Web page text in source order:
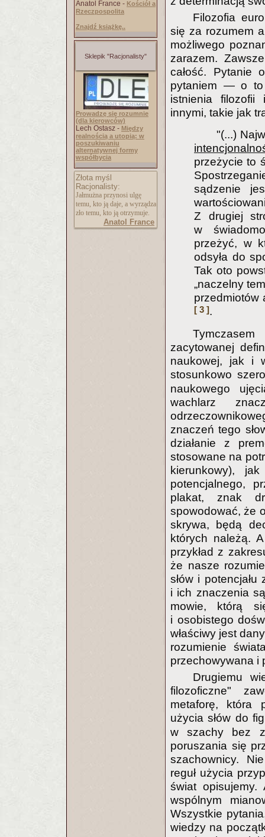
Anatol France - Kościół a
Rzeczpospolita
Znajdź książkę..
Sklepik "Racjonalisty"
Prowadzę się rozumnie
(dla kierowców)
Lech Ostasz - Między
realnością a utopią: w
poszukiwaniu
alternatywnej formy
współbycia
Złota myśl
Racjonalisty:
Jałmużna przynosi ulgę
temu, kto ją daje, a wyrządza
zło temu, kto ją otrzymuje.
Anatol France
Filozofia
się za rozumem
możliwego
zarazem.
całość. Pytanie
pytaniem — o to
istnienia filozofii
innymi, takie jak
"(...)
przeżycie to
sądzenie
Z drugiej
w
przeżyć, w
odsyła do
Tak oto
„naczelny
przedmiotów
[ 3 ].
zacytowanej
naukowej, jak i
stosunkowo
naukowego
wachlarz
znaczeń tego
działanie z
stosowane na
kierunkowy),
potencjalnego,
plakat, znak
spowodować, że
skrywa, będą
których należą.
przykład z
że nasze
słów i
i ich znaczenia
mowie, którą
i osobistego
właściwy jest
rozumienie
przechowywana i
Drugiemu
filozoficzne"
metaforę, która
użycia słów do
w szachy bez
poruszania się
szachownicy.
reguł użycia
świat
wspólnym
Wszystkie
wiedzy na